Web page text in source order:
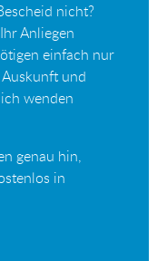
nicht?
Anliegen
einfach nur
und
wenden
genau hin,
in